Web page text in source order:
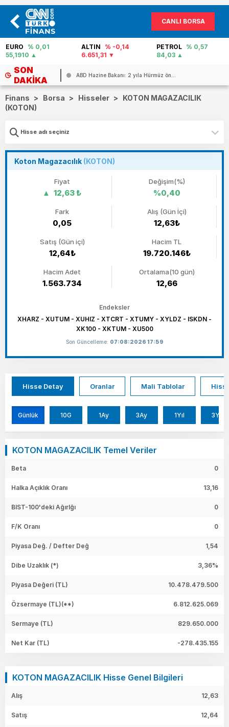
CANLI BORSA
EURO
% 0,01
55,1910
ALTIN
% -0,14
6.651,31
PETROL % 0,57
84,03
SON
DAKIKA
ABD Hazine Bakanı: 2 yıla Hürmüz ön...
Finans > Borsa > Hisseler >
KOTON MAGAZACILIK
(KOTON)
Koton Magazacılık (KOTON)
Fiyat
12,63 ₺
Değişim(%)
%0,40
Fark
0,05
Alış (Gün İçi)
12,63₺
Satış (Gün içi)
12,64₺
Hacim TL
19.720.146₺
Hacim Adet
1.563.734
Ortalama(10 gün)
12,66
Endeksler
XHARZ - XUTUM - XUHIZ - XTCRT - XTUMY - XYLDZ - ISKDN -
XK100 - XKTUM - XU500
Son Güncelleme: 07:08:2026 17:59
Hisse Detay Oranlar Mali Tablolar
Günlük 10G 1Ay 3Ay 1Yıl 3Yıl
KOTON MAGAZACILIK Temel Veriler
Beta 0
Halka Açıklık Oranı 13,16
BIST-100'deki Ağırlğı 0
F/K Oranı 0
Piyasa Değ. / Defter Değ 1,54
Dibe Uzaklık (*) 3,36%
Piyasa Değeri (TL) 10.478.479.500
Özsermaye (TL)(**) 6.812.625.069
Sermaye (TL) 829.650.000
Net Kar (TL) -278.435.155
KOTON MAGAZACILIK Hisse Genel Bilgileri
Alış 12,63
Satış 12,64